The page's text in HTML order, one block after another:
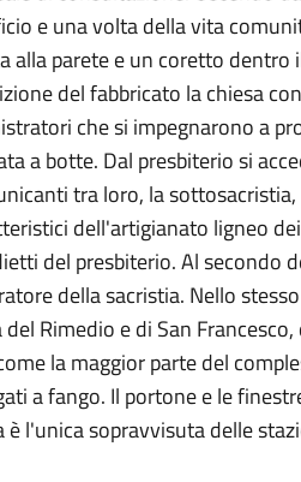
e una volta della vita
alla parete e un coretto dentro
del fabbricato la chiesa
che si impegnarono a
a botte. Dal presbiterio si
tra loro, la
dell'artigianato ligneo
del presbiterio. Al secondo
della sacristia. Nello
Rimedio e di San
la maggior parte del
a fango. Il portone e le
l'unica sopravvisuta delle